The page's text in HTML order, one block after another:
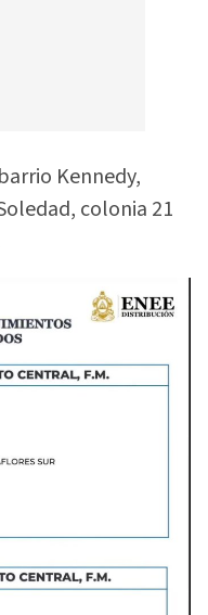
Kennedy,
colonia 21